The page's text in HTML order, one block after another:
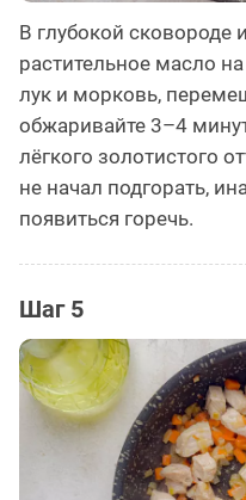
В глубокой сковороде
растительное масло
лук и морковь,
обжаривайте 3–4
лёгкого золотистого
не начал подгорать,
появиться горечь.
Шаг 5